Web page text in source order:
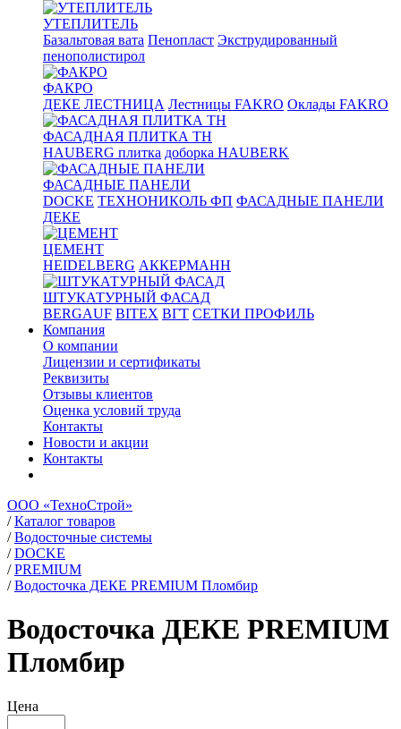
УТЕПЛИТЕЛЬ
Базальтовая вата Пенопласт Экструдированный
пенополистирол
ФАКРО
ДЕКЕ ЛЕСТНИЦА Лестницы FAKRO Оклады FAKRO
ФАСАДНАЯ ПЛИТКА ТН
HAUBERG плитка доборка HAUBERK
ФАСАДНЫЕ ПАНЕЛИ
DOCKE ТЕХНОНИКОЛЬ ФП ФАСАДНЫЕ ПАНЕЛИ
ДЕКЕ
ЦЕМЕНТ
HEIDELBERG АККЕРМАНН
ШТУКАТУРНЫЙ ФАСАД
BERGAUF BITEX ВГТ СЕТКИ ПРОФИЛЬ
Компания
О компании
Лицензии и сертификаты
Реквизиты
Отзывы клиентов
Оценка условий труда
Контакты
Новости и акции
Контакты
ООО «ТехноСтрой»
/ Каталог товаров
/ Водосточные системы
/ DOCKE
/ PREMIUM
/ Водосточка ДЕКЕ PREMIUM Пломбир
Водосточка ДЕКЕ PREMIUM
Пломбир
Цена